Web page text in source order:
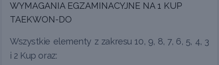
WYMAGANIA EGZAMINACYJNE NA 1 KUP
TAEKWON-DO
Wszystkie elementy z zakresu 10, 9, 8, 7, 6, 5, 4, 3
i 2 Kup oraz: